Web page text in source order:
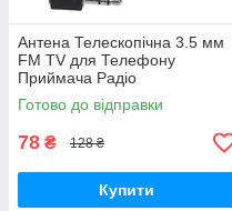
Антена Телескопічна 3.5 мм
FM TV для Телефону
Приймача Радіо
Готово до відправки
78 ₴ 128 ₴
Купити